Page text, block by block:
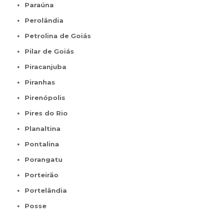
Paraúna
Perolândia
Petrolina de Goiás
Pilar de Goiás
Piracanjuba
Piranhas
Pirenópolis
Pires do Rio
Planaltina
Pontalina
Porangatu
Porteirão
Portelândia
Posse